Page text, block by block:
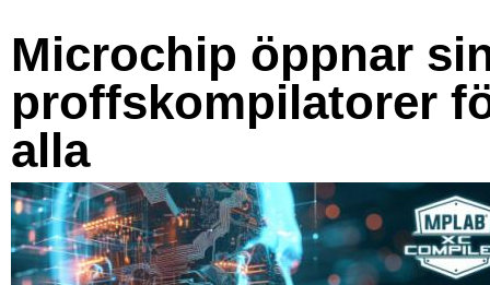
Microchip öppnar
proffskompilatorer
alla